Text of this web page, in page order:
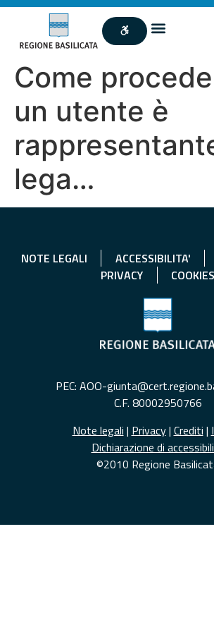
Come
un utente è
lega…
NOTE LEGALI ACCESSIBILITA'
PRIVACY
COOKIES
PEC: AOO-
C.F. 80002950766
Note legali | Privacy| Crediti |
Dichiarazione di
©2010 Regione